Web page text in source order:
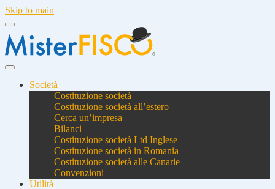
Skip to main
Società
Costituzione società
Costituzione società all’estero
Cerca un’impresa
Bilanci
Costituzione società Ltd Inglese
Costituzione società in Romania
Costituzione società alle Canarie
Convenzioni
Utilità